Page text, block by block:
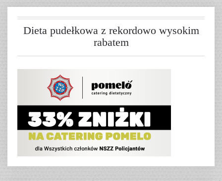
Dieta pudełkowa z rekordowo wysokim
rabatem